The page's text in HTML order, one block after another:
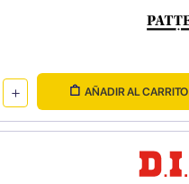
AÑADIR AL CARRITO